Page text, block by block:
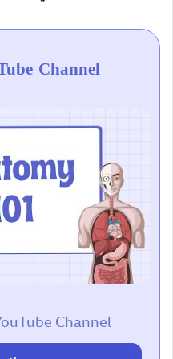
Channel
Channel